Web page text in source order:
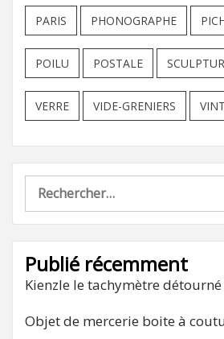
PARIS PHONOGRAPHE
POILU POSTALE
VERRE VIDE-GRENIERS
Rechercher :
Publié récemment
Kienzle le tachymètre
Objet de mercerie boite à